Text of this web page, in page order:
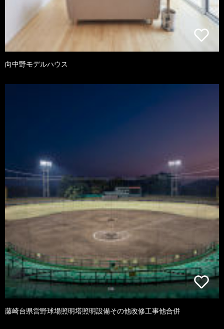
向中野モデルハウス
藤崎台県営野球場照明塔照明設備その他改修工事他合併